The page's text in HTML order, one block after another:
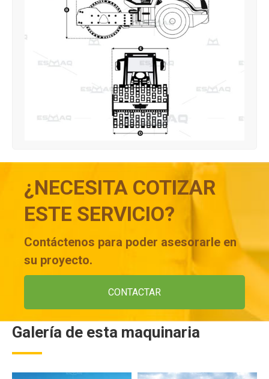
¿NECESITA COTIZAR
ESTE SERVICIO?
Contáctenos para poder asesorarle en
su proyecto.
CONTACTAR
Galería de esta maquinaria